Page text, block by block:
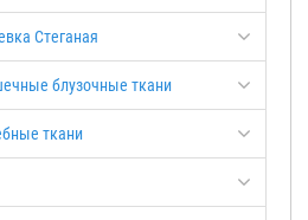
Стеганая
блузочные ткани
ткани